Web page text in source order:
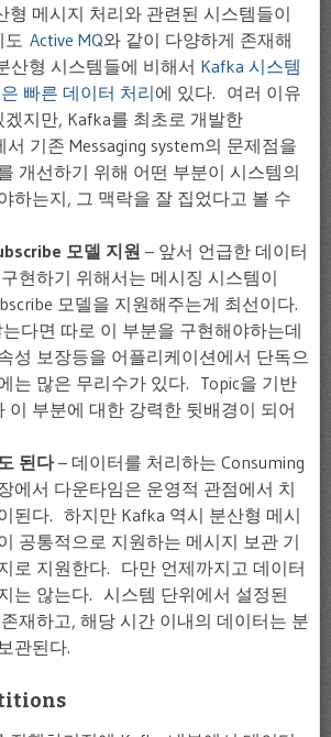
형 메시지 처리와 관련된 시스템들이
도 Active MQ와 같이 다양하게 존재해
산형 시스템들에 비해서 Kafka 시스템
빠른 데이터 처리에 있다. 여러 이유
겠지만, Kafka를 최초로 개발한
서 기존 Messaging system의 문제점을
개선하기 위해 어떤 부분이 시스템의
하는지, 그 맥락을 잘 집었다고 볼 수
모델 지원 – 앞서 언급한 데이터
현하기 위해서는 메시징 시스템이
모델을 지원해주는게 최선이다.
다면 따로 이 부분을 구현해야하는데
성 보장등을 어플리케이션에서 단독으
는 많은 무리수가 있다. Topic을 기반
이 부분에 대한 강력한 뒷배경이 되어
된다– 데이터를 처리하는 Consuming
에서 다운타임은 운영적 관점에서 치
된다. 하지만 Kafka 역시 분산형 메시
공통적으로 지원하는 메시지 보관 기
로 지원한다. 다만 언제까지고 데이터
는 않는다. 시스템 단위에서 설정된
재하고, 해당 시간 이내의 데이터는 분
관된다.